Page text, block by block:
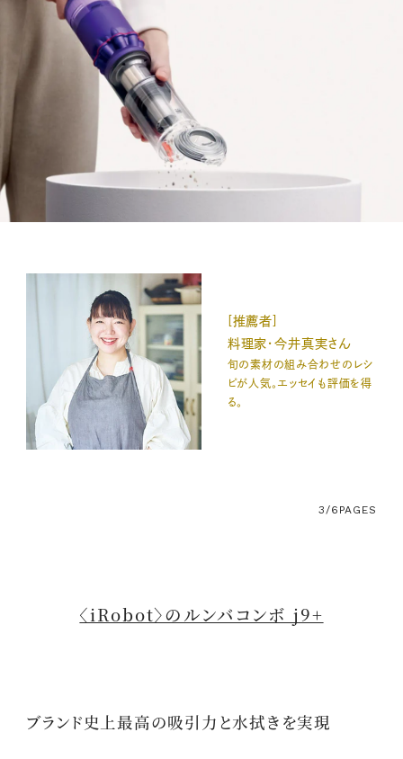
[推薦者]
料理家・今井真実さん
旬の素材の組み合わせのレシ
ピが人気。エッセイも評価を得
る。
3/6 PAGES
〈iRobot〉のルンバコンボ j9+
ブランド史上最高の吸引力と水拭きを実現